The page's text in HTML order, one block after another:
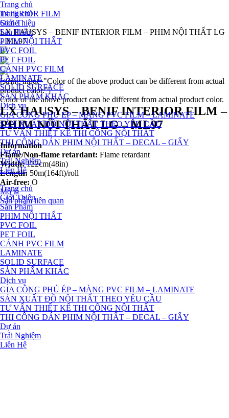
Trang chủ
Giới Thiệu
Sản Phẩm
PHIM NỘI THẤT
PVC FOIL
PET FOIL
CÁNH PVC FILM
LAMINATE
SOLID SURFACE
SẢN PHẨM KHÁC
Dịch vụ
GIA CÔNG PHỦ ÉP – MÀNG PVC FILM – LAMINATE
SẢN XUẤT ĐỒ NỘI THẤT THEO YÊU CẦU
TƯ VẤN THIẾT KẾ THI CÔNG NỘI THẤT
THI CÔNG DÁN PHIM NỘI THẤT – DECAL – GIẤY
Dự án
Trải Nghiệm
Liên Hệ
Trang chủ
Giới Thiệu
Sản Phẩm
PHIM NỘI THẤT
PVC FOIL
PET FOIL
CÁNH PVC FILM
LAMINATE
SOLID SURFACE
SẢN PHẨM KHÁC
Dịch vụ
GIA CÔNG PHỦ ÉP – MÀNG PVC FILM – LAMINATE
SẢN XUẤT ĐỒ NỘI THẤT THEO YÊU CẦU
TƯ VẤN THIẾT KẾ THI CÔNG NỘI THẤT
THI CÔNG DÁN PHIM NỘI THẤT – DECAL – GIẤY
Dự án
Trải Nghiệm
Liên Hệ
Trang chủ
INTERIOR FILM
Stone
LX HAUSYS – BENIF INTERIOR FILM – PHIM NỘI THẤT LG
– ML97
[string input="Color of the above product can be different from actual
product color."]
Color of the above product can be different from actual product color.
LX HAUSYS – BENIF INTERIOR FILM –
PHIM NỘI THẤT LG – ML97
Information
Flame/Non-flame retardant: Flame retardant
Width:122cm(48in)
Length: 50m(164ft)/roll
Air-free: O
Mô tả
Sản phẩm liên quan